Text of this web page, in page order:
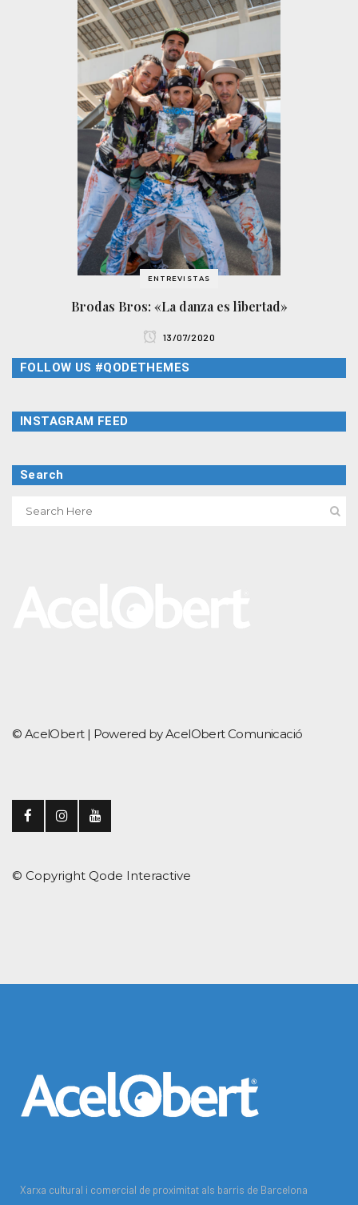
ENTREVISTAS
Brodas Bros: «La danza es libertad»
13/07/2020
FOLLOW US #QODETHEMES
INSTAGRAM FEED
Search
© AcelObert | Powered by AcelObert Comunicació
© Copyright Qode Interactive
Xarxa cultural i comercial de proximitat als barris de Barcelona